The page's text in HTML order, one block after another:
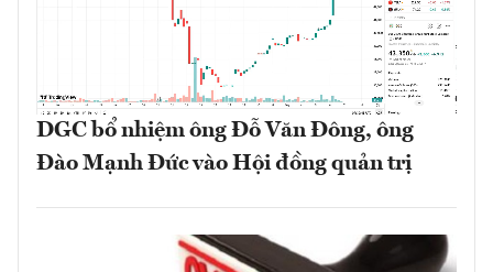
DGC bổ nhiệm ông Đỗ Văn Đông, ông
Đào Mạnh Đức vào Hội đồng quản trị